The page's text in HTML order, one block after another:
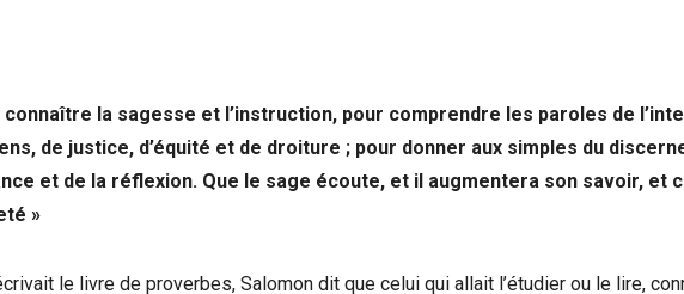
la sagesse et l’instruction, pour comprendre les paroles de
de justice, d’équité et de droiture ; pour donner aux simples du
et de la réflexion. Que le sage écoute, et il augmentera son savoir, et
»
le livre de proverbes, Salomon dit que celui qui allait l’étudier ou le lire,